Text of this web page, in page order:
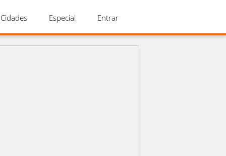
Cidades Especial Entrar